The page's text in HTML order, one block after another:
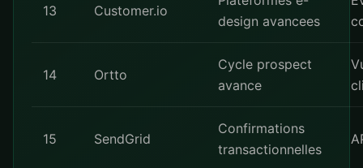
13 Customer.io
design avancees
14 Ortto
Cycle prospect
avance
15 SendGrid
Confirmations
transactionnelles